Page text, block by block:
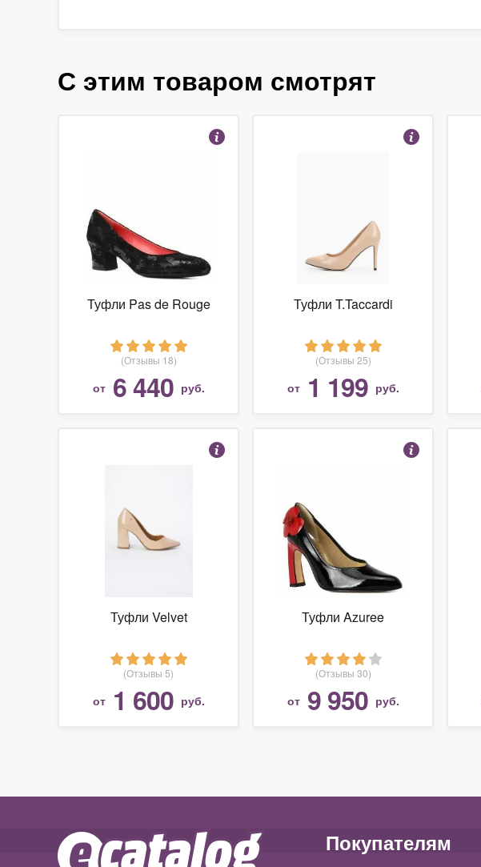
С этим товаром смотрят
Туфли Pas de Rouge
(Отзывы 18)
от 6 440 руб.
Туфли T.Taccardi
(Отзывы 25)
от 1 199 руб.
Туфли Velvet
(Отзывы 5)
от 1 600 руб.
Туфли Azuree
(Отзывы 30)
от 9 950 руб.
Покупателям